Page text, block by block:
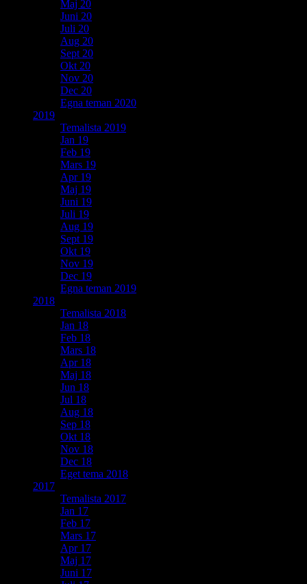
Maj 20
Juni 20
Juli 20
Aug 20
Sept 20
Okt 20
Nov 20
Dec 20
Egna teman 2020
2019
Temalista 2019
Jan 19
Feb 19
Mars 19
Apr 19
Maj 19
Juni 19
Juli 19
Aug 19
Sept 19
Okt 19
Nov 19
Dec 19
Egna teman 2019
2018
Temalista 2018
Jan 18
Feb 18
Mars 18
Apr 18
Maj 18
Jun 18
Jul 18
Aug 18
Sep 18
Okt 18
Nov 18
Dec 18
Eget tema 2018
2017
Temalista 2017
Jan 17
Feb 17
Mars 17
Apr 17
Maj 17
Juni 17